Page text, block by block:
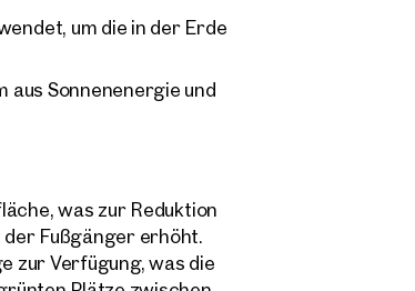
um die in der Erde
aus Sonnenenergie und
was zur Reduktion
Fußgänger erhöht.
zur Verfügung, was die
Nachname
suchen und wir finden Ihre Traumimmobilie aus
Angeboten.
uns kontaktieren?
& finden lassen